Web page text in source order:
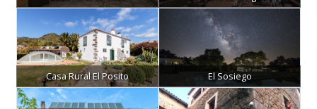
Casa Rural El Posito El Sosiego